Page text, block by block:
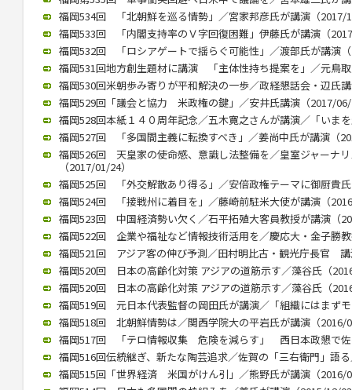
福岡534回 「北朝鮮を巡る情勢」／宮家邦彦氏が講演（2017/
福岡533回 「内閣支持率のＶ字回復困難」伊藤氏が講演（
福岡532回 「ロシアゲートで揺らぐ可能性」／渡部氏が講演
福岡531回地方創生題材に講演 「主体性持ち提案を」／元鳥
福岡530回米朝歩み寄りが平和解決の一歩／政経懇話会・辺氏
福岡529回「議会と協力 米政権の鍵」／安井氏講演（2017/
福岡528回本紙１４０周年記念／五木寛之さんが講演／「いま
福岡527回 「多国間主義に転換すべき」／姜尚中氏が講演（
福岡526回 天皇家の使命感、意識し法整備を／皇室ジャーナ
（2017/01/24）
福岡525回 「外交解散あり得る」／安倍政権テーマに御厨貴
福岡524回 「接戦州に着目を」／藤崎前駐米大使が講演（
福岡523回 中国経済勢い欠く／石平拓殖大客員教授が講演（
福岡522回 企業や福祉など情報技術活用を／慶応大・金子勝
福岡521回 アジア客の伸び予測／田村明比古・観光庁長官 講
福岡520回 日本の高齢化対策 アジアの道筋示す／藻谷氏（
福岡520回 日本の高齢化対策 アジアの道筋示す／藻谷氏（
福岡519回 元日本代表監督の岡田氏が講演／「組織にはまず
福岡518回 北朝鮮情勢は／関西学院大の平岩氏が講演（2016/
福岡517回 「テロ情報収集 危険を減らす」 西日本政懇で佐
福岡516回伝統継ぎ、新たな陶芸追求／佐賀の「三右衛門」語
福岡515回「世界経済 米国がけん引」／熊野氏が講演（2016/